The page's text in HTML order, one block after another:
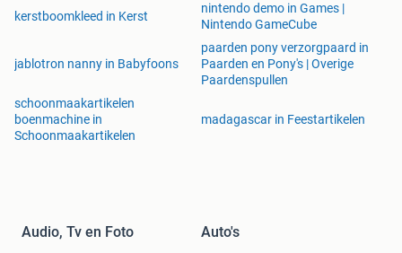
kerstboomkleed in Kerst
nintendo demo in Games |
Nintendo GameCube
jablotron nanny in Babyfoons
paarden pony verzorgpaard in
Paarden en Pony's | Overige
Paardenspullen
schoonmaakartikelen
boenmachine in
Schoonmaakartikelen
madagascar in Feestartikelen
Audio, Tv en Foto Auto's